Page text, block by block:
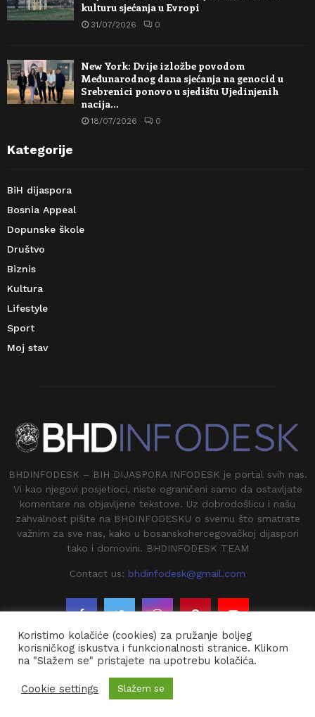
kulturu sjećanja u Evropi
31/07/2026 0
New York: Dvije izložbe povodom
Međunarodnog dana sjećanja na genocid u
Srebrenici ponovo u sjedištu Ujedinjenih
nacija…
18/07/2026 0
Kategorije
BiH dijaspora
Bosnia Appeal
Dopunske škole
Društvo
Biznis
Kultura
Lifestyle
Sport
Moj stav
BHDINFODESK – BIH DIJASPORA INFODESK je portal svih nas.
Vi kao njegovi posjetioci, niste ograničeni samo da ostavljate
komentare na objavljene tekstove. Uz dobrodošlicu i našu
zahvalnost pišite na BHDINFODESKU o svemu što smatrate
važnim za sve nas, kako u bosanskohercegovačkoj dijaspori
tako i domovini. BHDINFODESK TEAM
Contact us: bhdinfodesk@gmail.com
@2020 - BHDINFODESK. All Right Reserved.
Koristimo kolačiće (cookies) za pružanje boljeg
korisničkog iskustva i funkcionalnosti stranice. Klikom
na "Slažem se" pristajete na upotrebu kolačića.
Cookie settings Slažem se